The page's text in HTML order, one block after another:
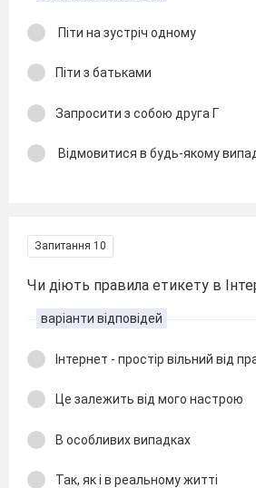
Піти на зустріч одному
Піти з батьками
Запросити з собою друга Г
Відмовитися в будь-якому
Запитання 10
Чи діють правила етикету в
варіанти відповідей
Інтернет - простір вільний від
Це залежить від мого настрою
В особливих випадках
Так, як і в реальному житті